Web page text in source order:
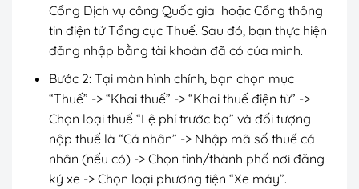
Cổng Dịch vụ công Quốc gia hoặc Cổng thông
tin điện tử Tổng cục Thuế. Sau đó, bạn thực hiện
đăng nhập bằng tài khoản đã có của mình.
Bước 2: Tại màn hình chính, bạn chọn mục
“Thuế” -> “Khai thuế” -> “Khai thuế điện tử” ->
Chọn loại thuế “Lệ phí trước bạ” và đối tượng
nộp thuế là “Cá nhân” -> Nhập mã số thuế cá
nhân (nếu có) -> Chọn tỉnh/thành phố nơi đăng
ký xe -> Chọn loại phương tiện “Xe máy”.